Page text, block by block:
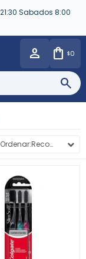
Sabados 8:00
$0
Recomendados